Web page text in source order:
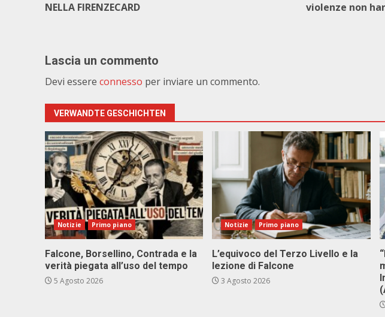
NELLA FIRENZECARD
violenze non
Lascia un commento
Devi essere connesso per inviare un commento.
VERWANDTE GESCHICHTEN
Notizie Primo piano
Falcone, Borsellino, Contrada e la
verità piegata all’uso del tempo
5 Agosto 2026
Notizie Primo piano
L’equivoco del Terzo Livello e la
lezione di Falcone
3 Agosto 2026